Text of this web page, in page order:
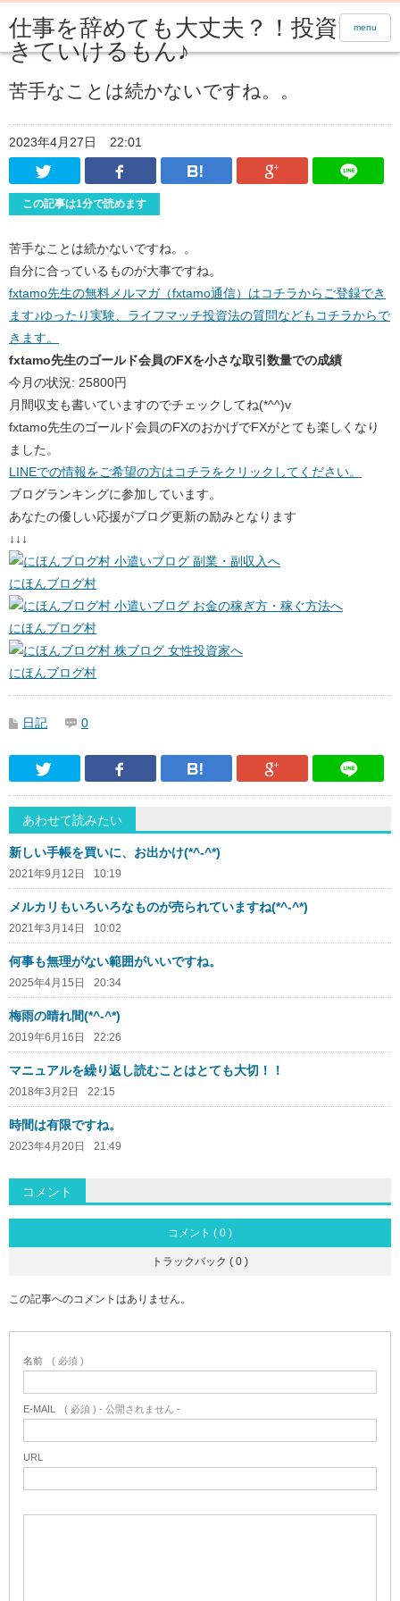
仕事を辞めても大丈夫？！投資で生
きていけるもん♪
menu
苦手なことは続かないですね。。
2023年4月27日
22:01
Twitter
Facebook はてなブックマーク
Google
この記事は1分で読めます
苦手なことは続かないですね。。
自分に合っているものが大事ですね。
fxtamo先生の無料メルマガ（fxtamo通信）はコチラからご登録でき
ます♪ゆったり実験、ライフマッチ投資法の質問などもコチラからで
きます。
fxtamo先生のゴールド会員のFXを小さな取引数量での成績
今月の状況: 25800円
月間収支も書いていますのでチェックしてね(*^^)v
fxtamo先生のゴールド会員のFXのおかげでFXがとても楽しくなり
ました。
LINEでの情報をご希望の方はコチラをクリックしてください。
ブログランキングに参加しています。
あなたの優しい応援がブログ更新の励みとなります
↓↓↓
にほんブログ村
にほんブログ村
にほんブログ村
日記 0
Twitter Facebook はてなブックマーク
Google
あわせて読みたい
新しい手帳を買いに、お出かけ(*^-^*)
2021年9月12日 10:19
メルカリもいろいろなものが売られていますね(*^-^*)
2021年3月14日 10:02
何事も無理がない範囲がいいですね。
2025年4月15日 20:34
梅雨の晴れ間(*^-^*)
2019年6月16日 22:26
マニュアルを繰り返し読むことはとても大切！！
2018年3月2日 22:15
時間は有限ですね。
2023年4月20日 21:49
コメント
コメント ( 0 )
トラックバック ( 0 )
この記事へのコメントはありません。
名前 ( 必須 )
E-MAIL ( 必須 ) - 公開されません -
URL